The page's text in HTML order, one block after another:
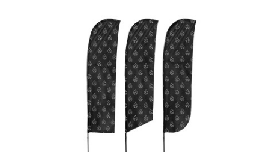
do koszyka